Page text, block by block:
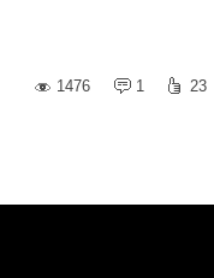
1476
1 23